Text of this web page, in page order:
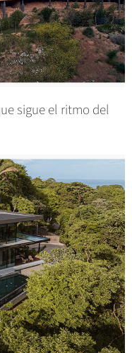
sigue el ritmo del